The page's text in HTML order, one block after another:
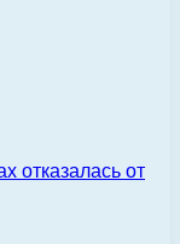
отказалась от